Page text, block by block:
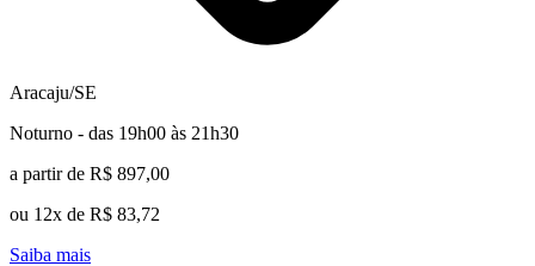
Aracaju/SE
Noturno - das 19h00 às 21h30
a partir de R$ 897,00
ou 12x de R$ 83,72
Saiba mais